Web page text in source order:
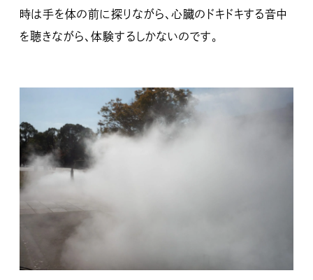
時は手を体の前に探りながら、心臓のドキドキする音中
を聴きながら、体験するしかないのです。